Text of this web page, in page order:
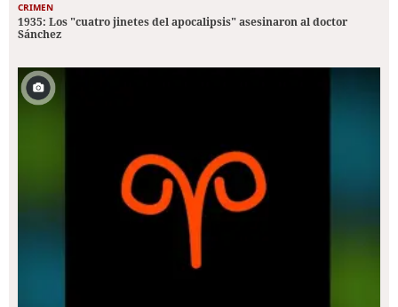
CRIMEN
1935: Los "cuatro jinetes del apocalipsis" asesinaron al doctor
Sánchez